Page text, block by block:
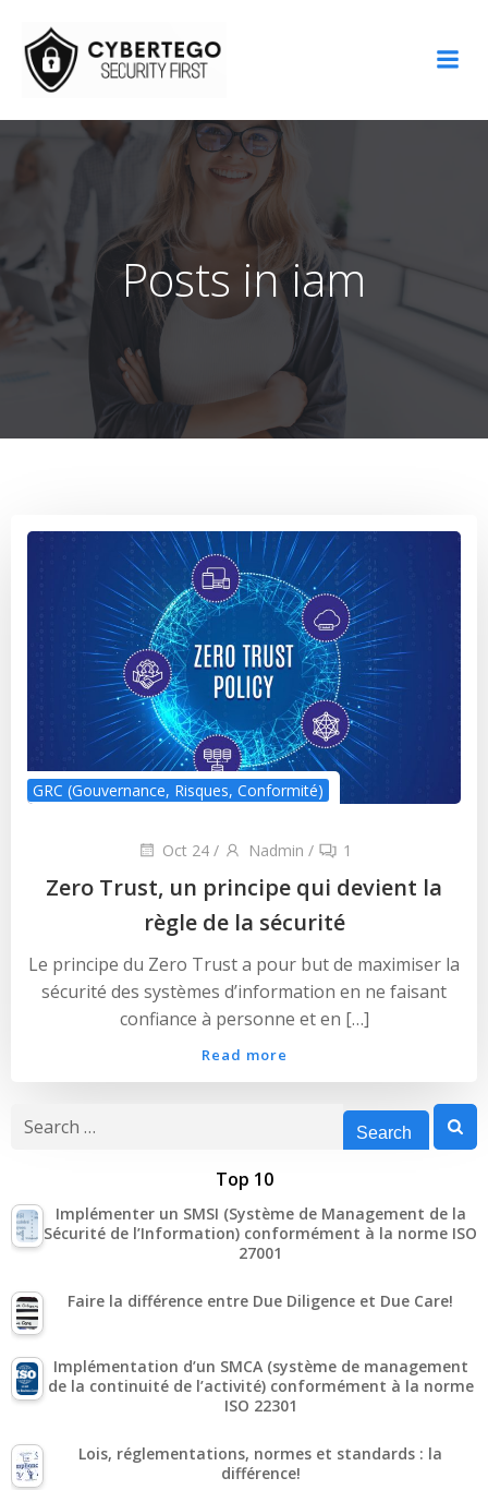
Posts in iam
GRC (Gouvernance, Risques, Conformité)
Oct 24 / Nadmin / 1
Zero Trust, un principe qui devient la
règle de la sécurité
Le principe du Zero Trust a pour but de maximiser la
sécurité des systèmes d’information en ne faisant
confiance à personne et en […]
Read more
Search
Top 10
Implémenter un SMSI (Système de Management de la
Sécurité de l’Information) conformément à la norme ISO
27001
Faire la différence entre Due Diligence et Due Care!
Implémentation d’un SMCA (système de management
de la continuité de l’activité) conformément à la norme
ISO 22301
Lois, réglementations, normes et standards : la
différence!